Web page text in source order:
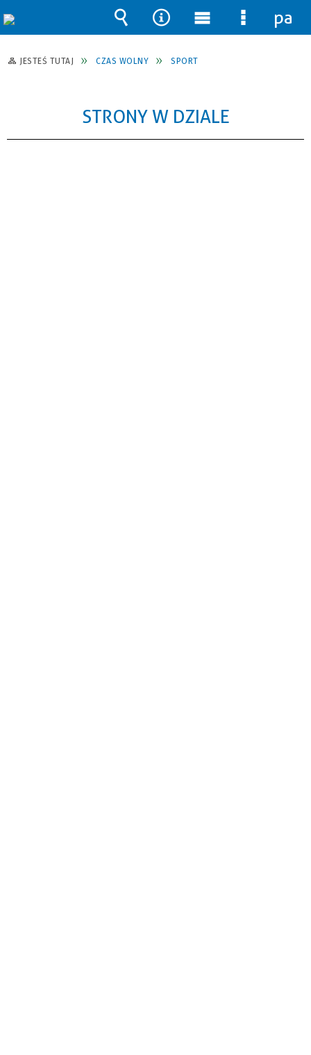
JESTEŚ TUTAJ CZAS WOLNY SPORT
STRONY W DZIALE
Wyszukiwarka
Narzędzia
Menu
główne
Menu